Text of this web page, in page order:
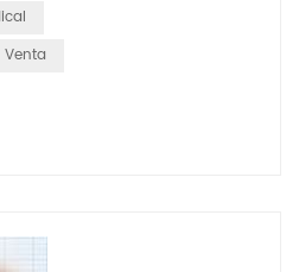
ciertas aplicaciones en
hospitales de mascotas y
Venta